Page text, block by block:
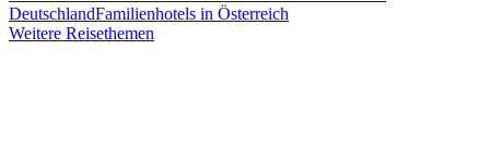
DeutschlandFamilienhotels in Österreich
Weitere Reisethemen